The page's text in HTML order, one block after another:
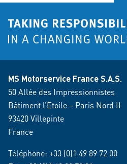
MS Motorservice France S.A.S.
50 Allée des Impressionnistes
Bâtiment l’Etoile – Paris Nord II
93420 Villepinte
France
Téléphone: +33 (0)1 49 89 72 00